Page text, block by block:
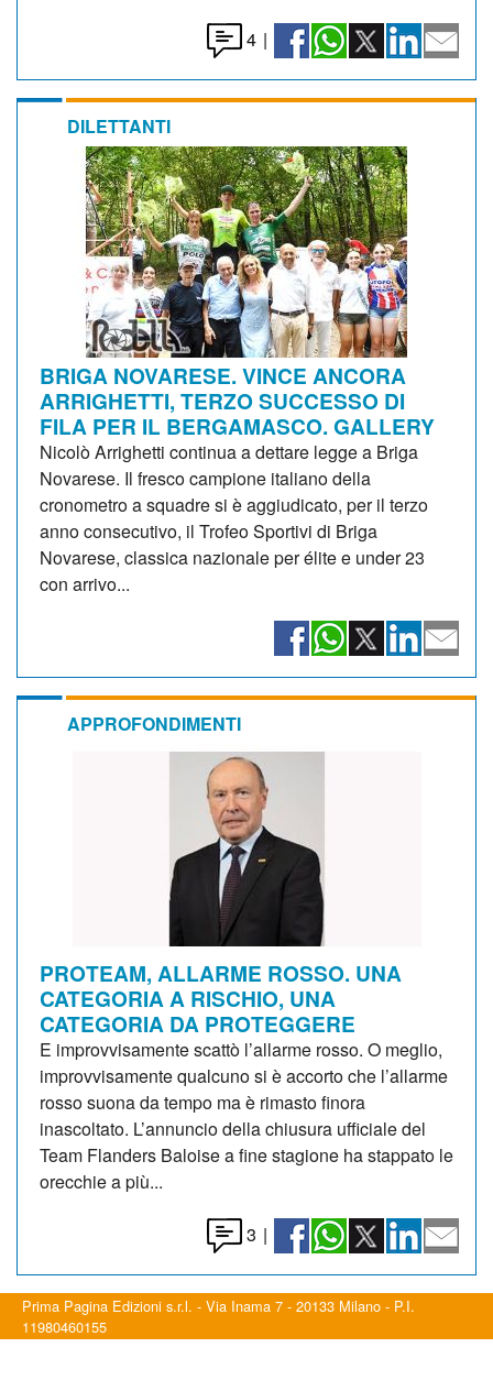
4 |
DILETTANTI
BRIGA NOVARESE. VINCE ANCORA
ARRIGHETTI, TERZO SUCCESSO DI
FILA PER IL BERGAMASCO. GALLERY
Nicolò Arrighetti continua a dettare legge a Briga
Novarese. Il fresco campione italiano della
cronometro a squadre si è aggiudicato, per il terzo
anno consecutivo, il Trofeo Sportivi di Briga
Novarese, classica nazionale per élite e under 23
con arrivo...
APPROFONDIMENTI
PROTEAM, ALLARME ROSSO. UNA
CATEGORIA A RISCHIO, UNA
CATEGORIA DA PROTEGGERE
E improvvisamente scattò l’allarme rosso. O meglio,
improvvisamente qualcuno si è accorto che l’allarme
rosso suona da tempo ma è rimasto finora
inascoltato. L’annuncio della chiusura ufficiale del
Team Flanders Baloise a fine stagione ha stappato le
orecchie a più...
3 |
Prima Pagina Edizioni s.r.l. - Via Inama 7 - 20133 Milano - P.I.
11980460155